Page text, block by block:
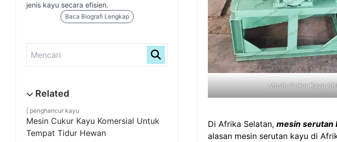
jenis kayu secara efisien.
Baca Biografi Lengkap
penghancur kayu
Mesin Cukur Kayu Komersial Untuk
Tempat Tidur Hewan
Mesin Cukur Kayu
Di Afrika Selatan, mesin serutan
alasan mesin serutan kayu di